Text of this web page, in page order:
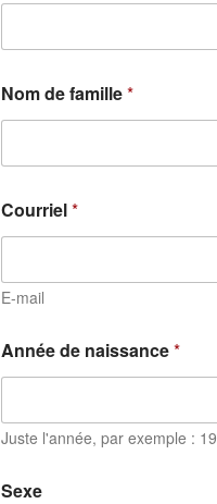
Nom de famille*
Courriel*
E-mail
Année de naissance*
Juste l'année, par exemple :
Sexe